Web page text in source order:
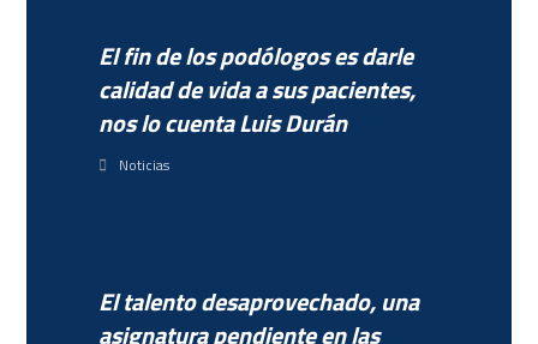
El fin de los podólogos es darle
calidad de vida a sus pacientes,
nos lo cuenta Luis Durán
Noticias
El talento desaprovechado, una
asignatura pendiente en las